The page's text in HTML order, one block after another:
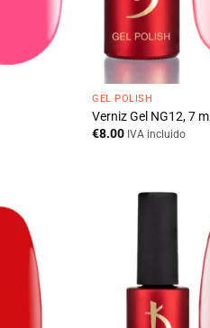
GEL POLISH
Verniz Gel NG12, 7 ml
€8.00 IVA incluido